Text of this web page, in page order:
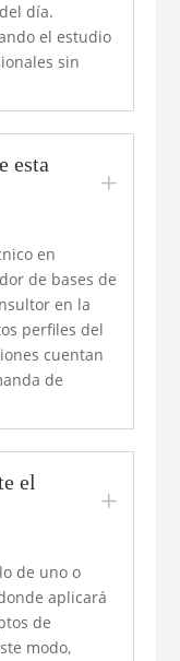
día.
el estudio
sin
esta
L
en
de bases de
en la
perfiles del
cuentan
de
el
L
de uno o
aplicará
de
modo,